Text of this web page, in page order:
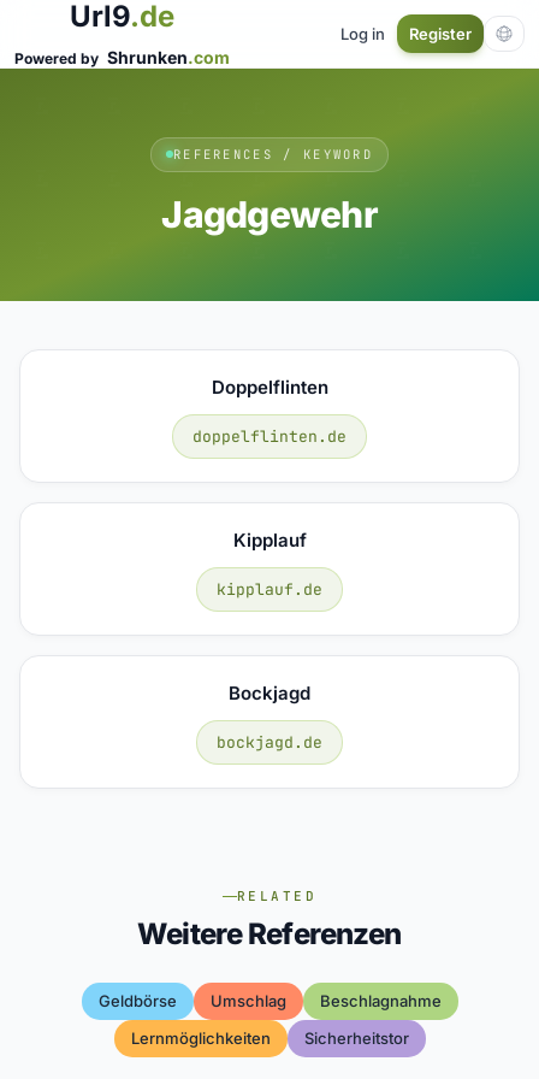
Url9.de
Powered by Shrunken.com
Log in Register
REFERENCES / KEYWORD
Jagdgewehr
Doppelflinten
doppelflinten.de
Kipplauf
kipplauf.de
Bockjagd
bockjagd.de
RELATED
Weitere Referenzen
Geldbörse Umschlag
Beschlagnahme
Lernmöglichkeiten
Sicherheitstor